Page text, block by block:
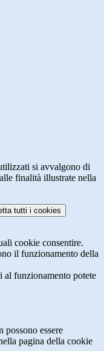
si avvalgono di
finalità illustrate nella
tutti i cookies
cookie consentire.
il funzionamento della
al funzionamento potete
possono essere
pagina della cookie